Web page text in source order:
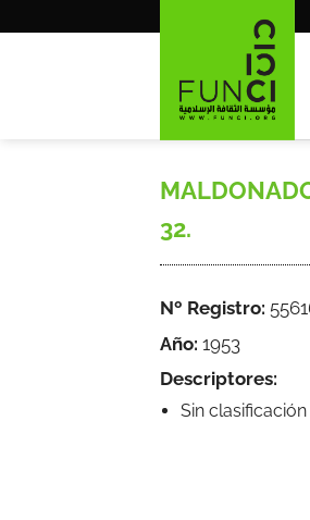
32.
Nº Registro:
Año: 1953
Descriptores:
Sin